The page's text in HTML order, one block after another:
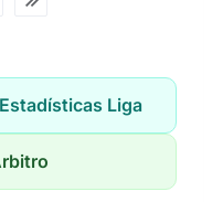
Estadísticas Liga